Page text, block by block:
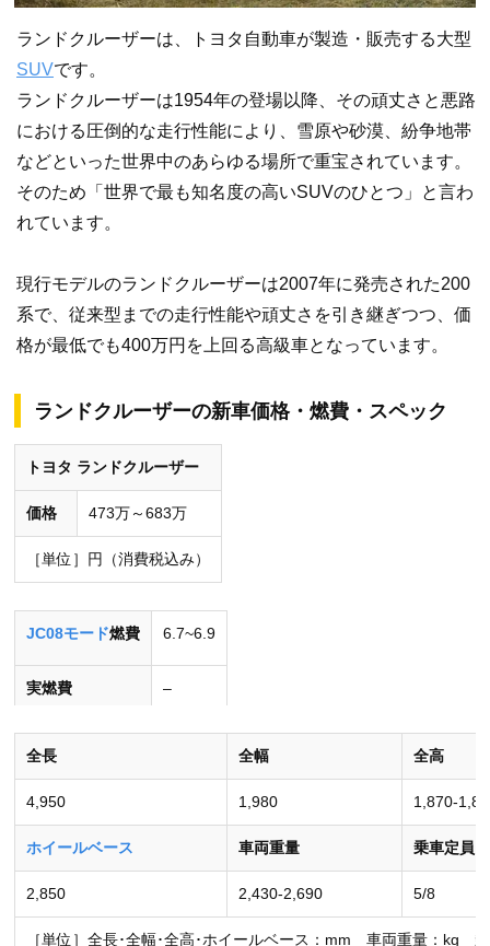
ランドクルーザーは、トヨタ自動車が製造・販売する大型
SUVです。
ランドクルーザーは1954年の登場以降、その頑丈さと悪路
における圧倒的な走行性能により、雪原や砂漠、紛争地帯
などといった世界中のあらゆる場所で重宝されています。
そのため「世界で最も知名度の高いSUVのひとつ」と言わ
れています。
現行モデルのランドクルーザーは2007年に発売された200
系で、従来型までの走行性能や頑丈さを引き継ぎつつ、価
格が最低でも400万円を上回る高級車となっています。
ランドクルーザーの新車価格・燃費・スペック
トヨタ ランドクルーザー
価格 473万～683万
［単位］円（消費税込み）
JC08モード燃費 6.7~6.9
実燃費 –
全長 全幅 全高
4,950 1,980 1,870-
ホイールベース 車両重量 乗車定員
2,850 2,430-2,690 5/8
［単位］全長･全幅･全高･ホイールベース：mm 車両重量：kg